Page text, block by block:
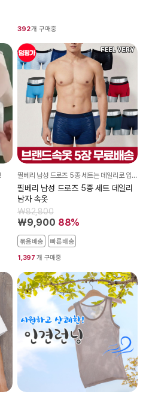
392개 구매중
필베리 남성 드로즈 5종 세트는 데일리로 입기 좋은 편안한 착용감의 실속형 남자 속옷 세트입니다.
필베리 남성 드로즈 5종 세트 데일리
남자 속옷
₩82,800
₩9,900 88%
묶음배송 빠른배송
1,397 개 구매중